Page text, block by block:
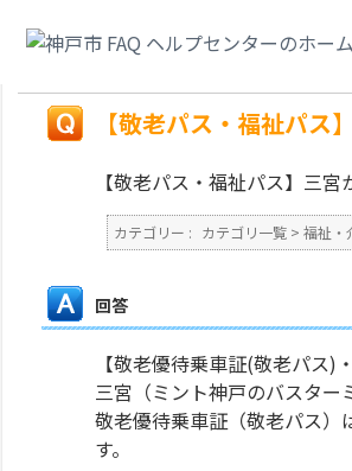
スで行けますか？
【敬老パス・福祉パ
【敬老パス・福祉パス】三
カテゴリー : カテゴリ一覧 > 福祉・
回答
【敬老優待乗車証(敬老パス
三宮（ミント神戸のバスタ
敬老優待乗車証（敬老パス）
す。